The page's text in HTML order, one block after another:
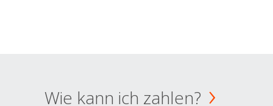
Wie kann ich zahlen?